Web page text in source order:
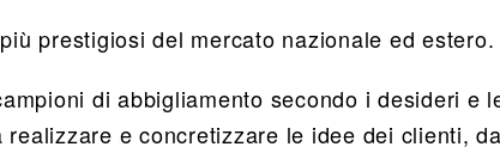
prestigiosi del mercato nazionale ed estero.
di abbigliamento secondo i desideri e
e concretizzare le idee dei clienti,